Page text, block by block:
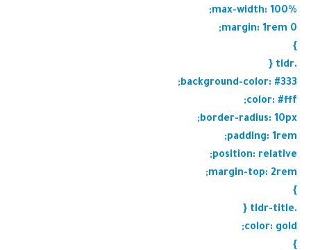
max-width: 100%;
margin: 1rem 0;
}
.tldr {
background-color: #333;
color: #fff;
border-radius: 10px;
padding: 1rem;
position: relative;
margin-top: 2rem;
}
.tldr-title {
color: gold;
}